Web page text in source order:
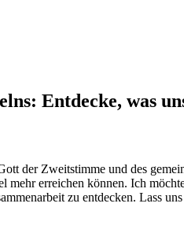
Entdecke, was
der Zweitstimme und des
erreichen können. Ich
zu entdecken. Lass